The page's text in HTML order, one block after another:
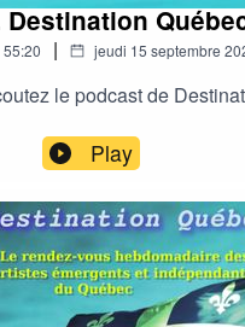
Destination
55:20 | jeudi 15 septembre
le podcast de
Play